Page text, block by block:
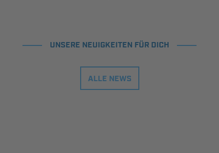
UNSERE NEUIGKEITEN FÜR DICH
ALLE NEWS